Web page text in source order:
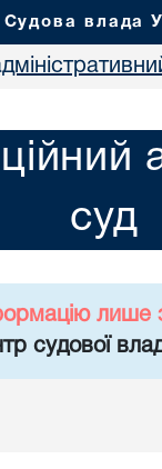
Судова влада
суд
лише
судової